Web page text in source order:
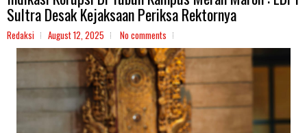
Sultra Desak Kejaksaan Periksa Rektornya
Redaksi August 12, 2025 No comments